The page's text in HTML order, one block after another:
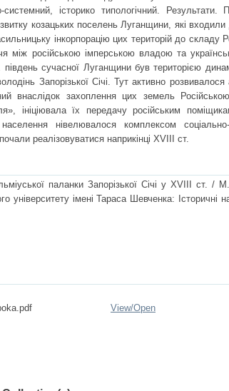
системний, історико типологічний. Результати.
козацьких поселень Луганщини, які входили
інкорпорацію цих територій до складу
між російською імперською владою та
сучасної Луганщини був територією
Запорізької Січі. Тут активно розвивалося
внаслідок захоплення цих земель
ініціювала їх передачу російським
нівелювалося комплексом
реалізовуватися наприкінці XVIII ст.
паланки Запорізької Січі у XVIII ст.
університету імені Тараса Шевченка:
View/Open